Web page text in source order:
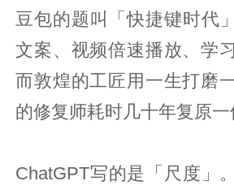
豆包的题叫「快捷键时代
文案、视频倍速播放、学
而敦煌的工匠用一生打磨
的修复师耗时几十年复原一
ChatGPT写的是「尺度」